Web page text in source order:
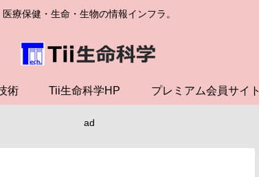
医療保健・生命・生物の情報インフラ。
術 Tii生命科学HP プレミアム会員サイト
ad